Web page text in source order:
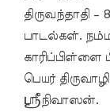
திருவந்தாதி
பாடல்கள்.
காரிப்பிள்ளை
பெயர்
ஸ்ரீநிவாஸன்.